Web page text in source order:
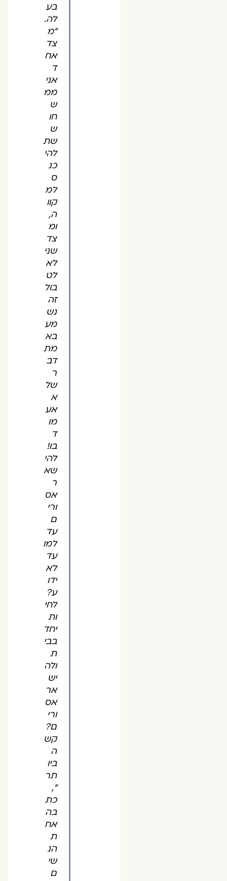
בע
לה.
"מ
צד
אח
ד
אני
ממ
ש
חו
ש
שת
להי
כנ
ס
למ
קוו
ה,
ומ
צד
שני
לא
לט
בול
זה
נש
מע
בא
מת
דב
ר
של
א
אע
מו
ד
בו!
להי
שא
ר
אס
ורי
ם
עד
למו
עד
לא
ידו
ע?
לחי
ות
יחד
בבי
ת
ולה
יש
אר
אס
ורי
ם?
קש
ה
ביו
תר
",
כת
בה
אח
ת
הנ
שי
ם